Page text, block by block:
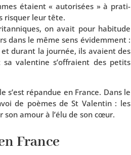
étaient « auto­ri­sées » à pra­ti­
ris­quer leur tête.
on avait pour habi­tude
dans le même sens évi­dem­ment :
durant la jour­née, ils avaient des
valen­tine s’of­fraient des petits
s’est répan­due en France. Dans le
de poèmes de St Valentin : les
amour à l’é­lu de son cœur.
France